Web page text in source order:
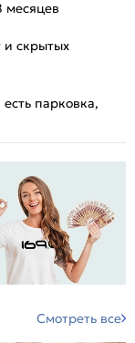
месяцев
и скрытых
парковка,
Смотреть все